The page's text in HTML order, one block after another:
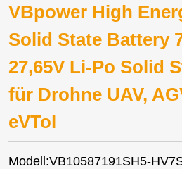
VBpower High
Solid State Battery
27,65V Li-Po Solid
für Drohne UAV,
eVTol
Modell:VB10587191SH5-